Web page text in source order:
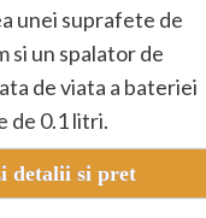
unei suprafete de
si un spalator de
de viata a bateriei
de 0.1 litri.
detalii si pret